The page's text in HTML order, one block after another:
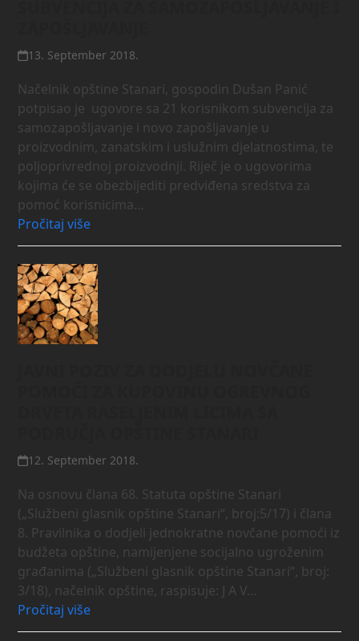
13. September 2018.
Načelnik opštine Stanari, gospodin Dušan Panić
potpisao je ugovore sa 21 korisnikom subvencija za
samozapošljavanje i novo zapošljavanje u
proizvodnim, zanatskim i uslužnim djelatnostima, te
poljoprivrednoj proizvodnji. Riječ je o ugovorima
kojima će se obezbijediti predviđena sredstva za
pomoć korisnicima…
Pročitaj više
12. September 2018.
Na osnovu člana 68. Statuta opštine Stanari
(„Službeni glasnik opštine Stanari“, broj:5/17) i člana
8. Pravilnika o dodjeli jednokratne novčane pomoći iz
budžeta opštine, namijenjene socijalno ugroženim
građanima („Službeni glasnik opštine Stanari“, broj:
3/18), načelnik opštine, raspisuje: J A V…
Pročitaj više